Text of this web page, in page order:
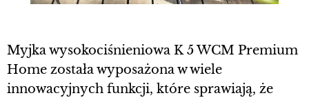
Myjka wysokociśnieniowa K 5 WCM Premium
Home została wyposażona w wiele
innowacyjnych funkcji, które sprawiają, że